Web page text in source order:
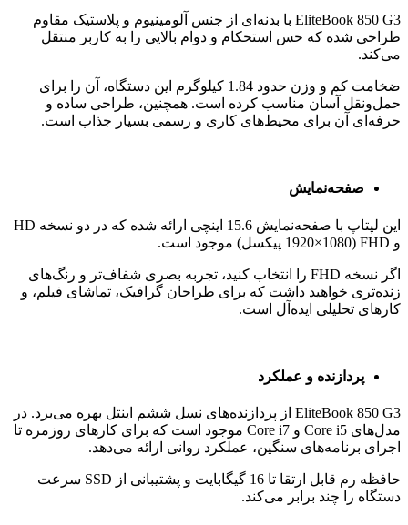
EliteBook 850 G3 با بدنه‌ای از جنس آلومینیوم و پلاستیک مقاوم
طراحی شده که حس استحکام و دوام بالایی را به کاربر منتقل
می‌کند.
ضخامت کم و وزن حدود 1.84 کیلوگرم این دستگاه، آن را برای
حمل‌ونقل آسان مناسب کرده است. همچنین، طراحی ساده و
حرفه‌ای آن برای محیط‌های کاری و رسمی بسیار جذاب است.
صفحه‌نمایش
این لپتاپ با صفحه‌نمایش 15.6 اینچی ارائه شده که در دو نسخه HD
و FHD (1920×1080 پیکسل) موجود است.
اگر نسخه FHD را انتخاب کنید، تجربه بصری شفاف‌تر و رنگ‌های
زنده‌تری خواهید داشت که برای طراحان گرافیک، تماشای فیلم، و
کارهای تحلیلی ایده‌آل است.
پردازنده و عملکرد
EliteBook 850 G3 از پردازنده‌های نسل ششم اینتل بهره می‌برد. در
مدل‌های Core i5 و Core i7 موجود است که برای کارهای روزمره تا
اجرای برنامه‌های سنگین، عملکرد روانی ارائه می‌دهد.
حافظه رم قابل ارتقا تا 16 گیگابایت و پشتیبانی از SSD سرعت
دستگاه را چند برابر می‌کند.